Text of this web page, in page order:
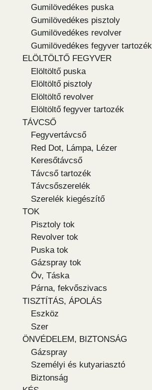
Gumilövedékes puska
Gumilövedékes pisztoly
Gumilövedékes revolver
Gumilövedékes fegyver tartozék
ELÖLTÖLTŐ FEGYVER
Elöltöltő puska
Elöltöltő pisztoly
Elöltöltő revolver
Elöltöltő fegyver tartozék
TÁVCSŐ
Fegyvertávcső
Red Dot, Lámpa, Lézer
Keresőtávcső
Távcső tartozék
Távcsőszerelék
Szerelék kiegészítő
TOK
Pisztoly tok
Revolver tok
Puska tok
Gázspray tok
Öv, Táska
Párna, fekvőszivacs
TISZTÍTÁS, ÁPOLÁS
Eszköz
Szer
ÖNVÉDELEM, BIZTONSÁG
Gázspray
Személyi és kutyariasztó
Biztonság